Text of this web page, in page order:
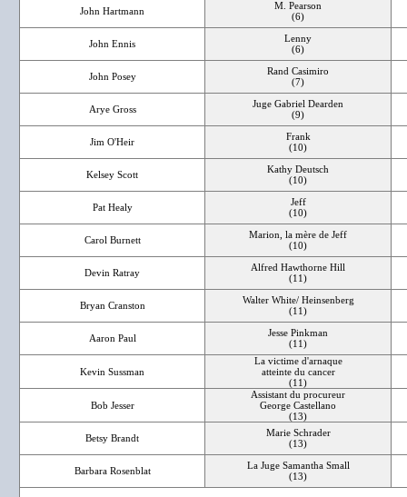
John Hartmann
M. Pearson
(6)
John Ennis
Lenny
(6)
John Posey
Rand Casimiro
(7)
Arye Gross
Juge Gabriel Dearden
(9)
Jim O'Heir
Frank
(10)
Kelsey Scott
Kathy Deutsch
(10)
Pat Healy
Jeff
(10)
Carol Burnett
Marion, la mère de Jeff
(10)
Devin Ratray
Alfred Hawthorne Hill
(11)
Bryan Cranston
Walter White/ Heinsenberg
(11)
Aaron Paul
Jesse Pinkman
(11)
Kevin Sussman
La victime d'arnaque
atteinte du cancer
(11)
Bob Jesser
Assistant du procureur
George Castellano
(13)
Betsy Brandt
Marie Schrader
(13)
Barbara Rosenblat
La Juge Samantha Small
(13)